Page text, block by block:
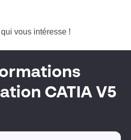
vous intéresse !
CATIA V5